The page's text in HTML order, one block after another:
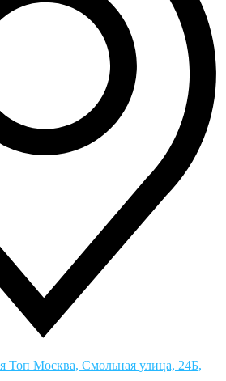
Toп Москва, Смольная улица, 24Б,